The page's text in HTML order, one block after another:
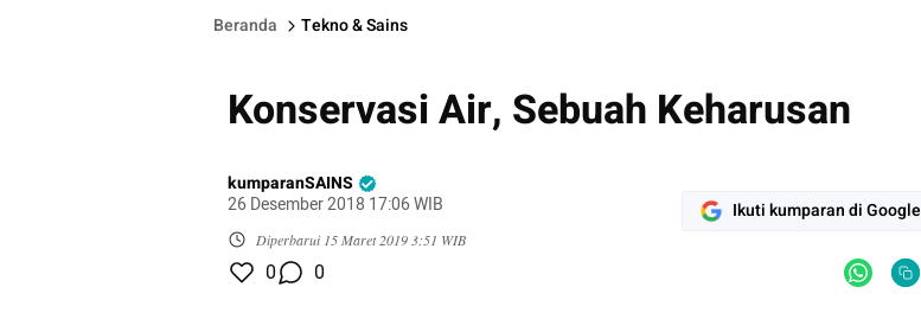
Beranda Tekno & Sains
Konservasi Air, Sebuah Keharusan
kumparanSAINS
26 Desember 2018 17:06 WIB
Diperbarui 15 Maret 2019 3:51 WIB
Ikuti kumparan di Google
0 0